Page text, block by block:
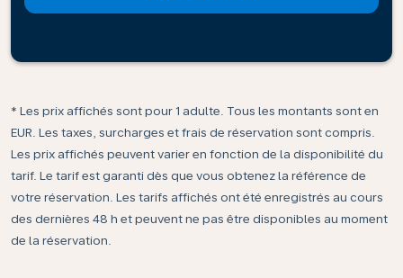
* Les prix affichés sont pour 1 adulte. Tous les montants sont en
EUR. Les taxes, surcharges et frais de réservation sont compris.
Les prix affichés peuvent varier en fonction de la disponibilité du
tarif. Le tarif est garanti dès que vous obtenez la référence de
votre réservation. Les tarifs affichés ont été enregistrés au cours
des dernières 48 h et peuvent ne pas être disponibles au moment
de la réservation.